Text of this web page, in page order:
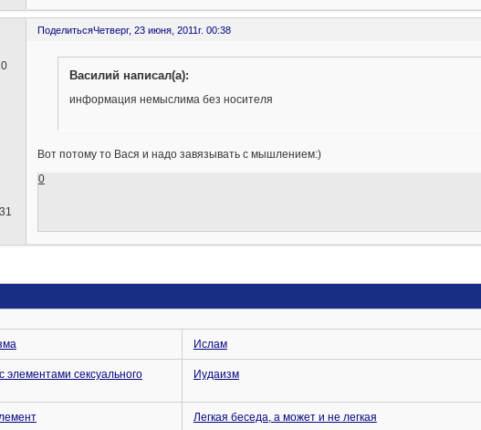
ПоделитьсяЧетверг, 23 июня, 2011г. 00:38
Василий написал(а):
информация немыслима без носителя
Вот потому то Вася и надо завязывать с мышлением:)
0
Ислам
сексуального
Иудаизм
Легкая беседа, а может и не легкая